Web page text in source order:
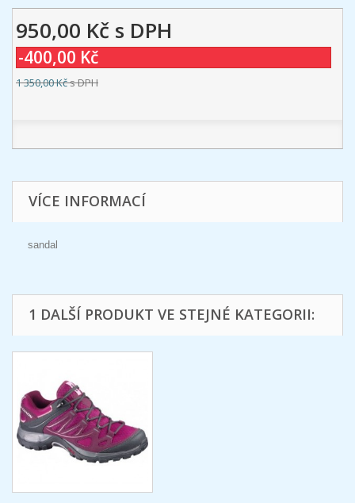
950,00 Kč s DPH
-400,00 Kč
1 350,00 Kčs DPH
VÍCE INFORMACÍ
sandal
1 DALŠÍ PRODUKT VE STEJNÉ KATEGORII: